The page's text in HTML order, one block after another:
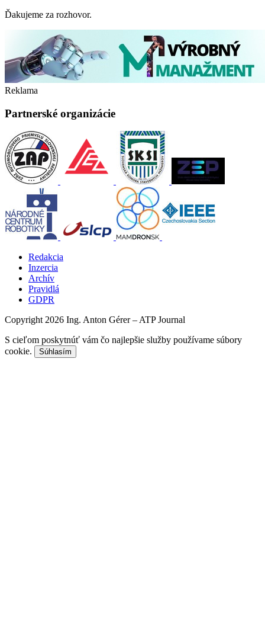
Ďakujeme za rozhovor.
Reklama
Partnerské organizácie
Redakcia
Inzercia
Archív
Pravidlá
GDPR
Copyright 2026 Ing. Anton Gérer – ATP Journal
S cieľom poskytnúť vám čo najlepšie služby používame súbory
cookie.
Súhlasím